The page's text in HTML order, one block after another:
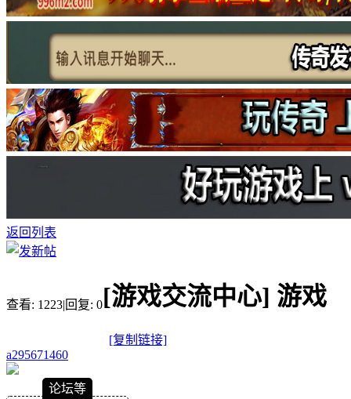
返回列表
查看: 1223|回复: 0[游戏交流中心] 游戏
[复制链接]
a295671460
论坛等